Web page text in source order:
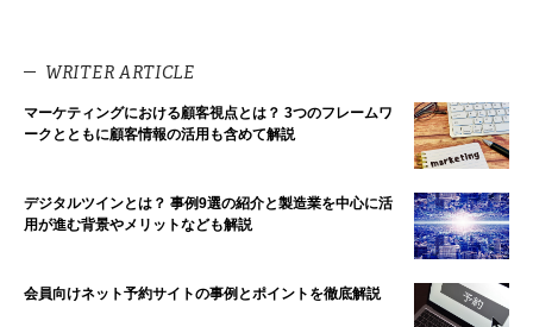
WRITER ARTICLE
マーケティングにおける顧客視点とは？ 3つのフレームワ
ークとともに顧客情報の活用も含めて解説
デジタルツインとは？ 事例9選の紹介と製造業を中心に活
用が進む背景やメリットなども解説
会員向けネット予約サイトの事例とポイントを徹底解説